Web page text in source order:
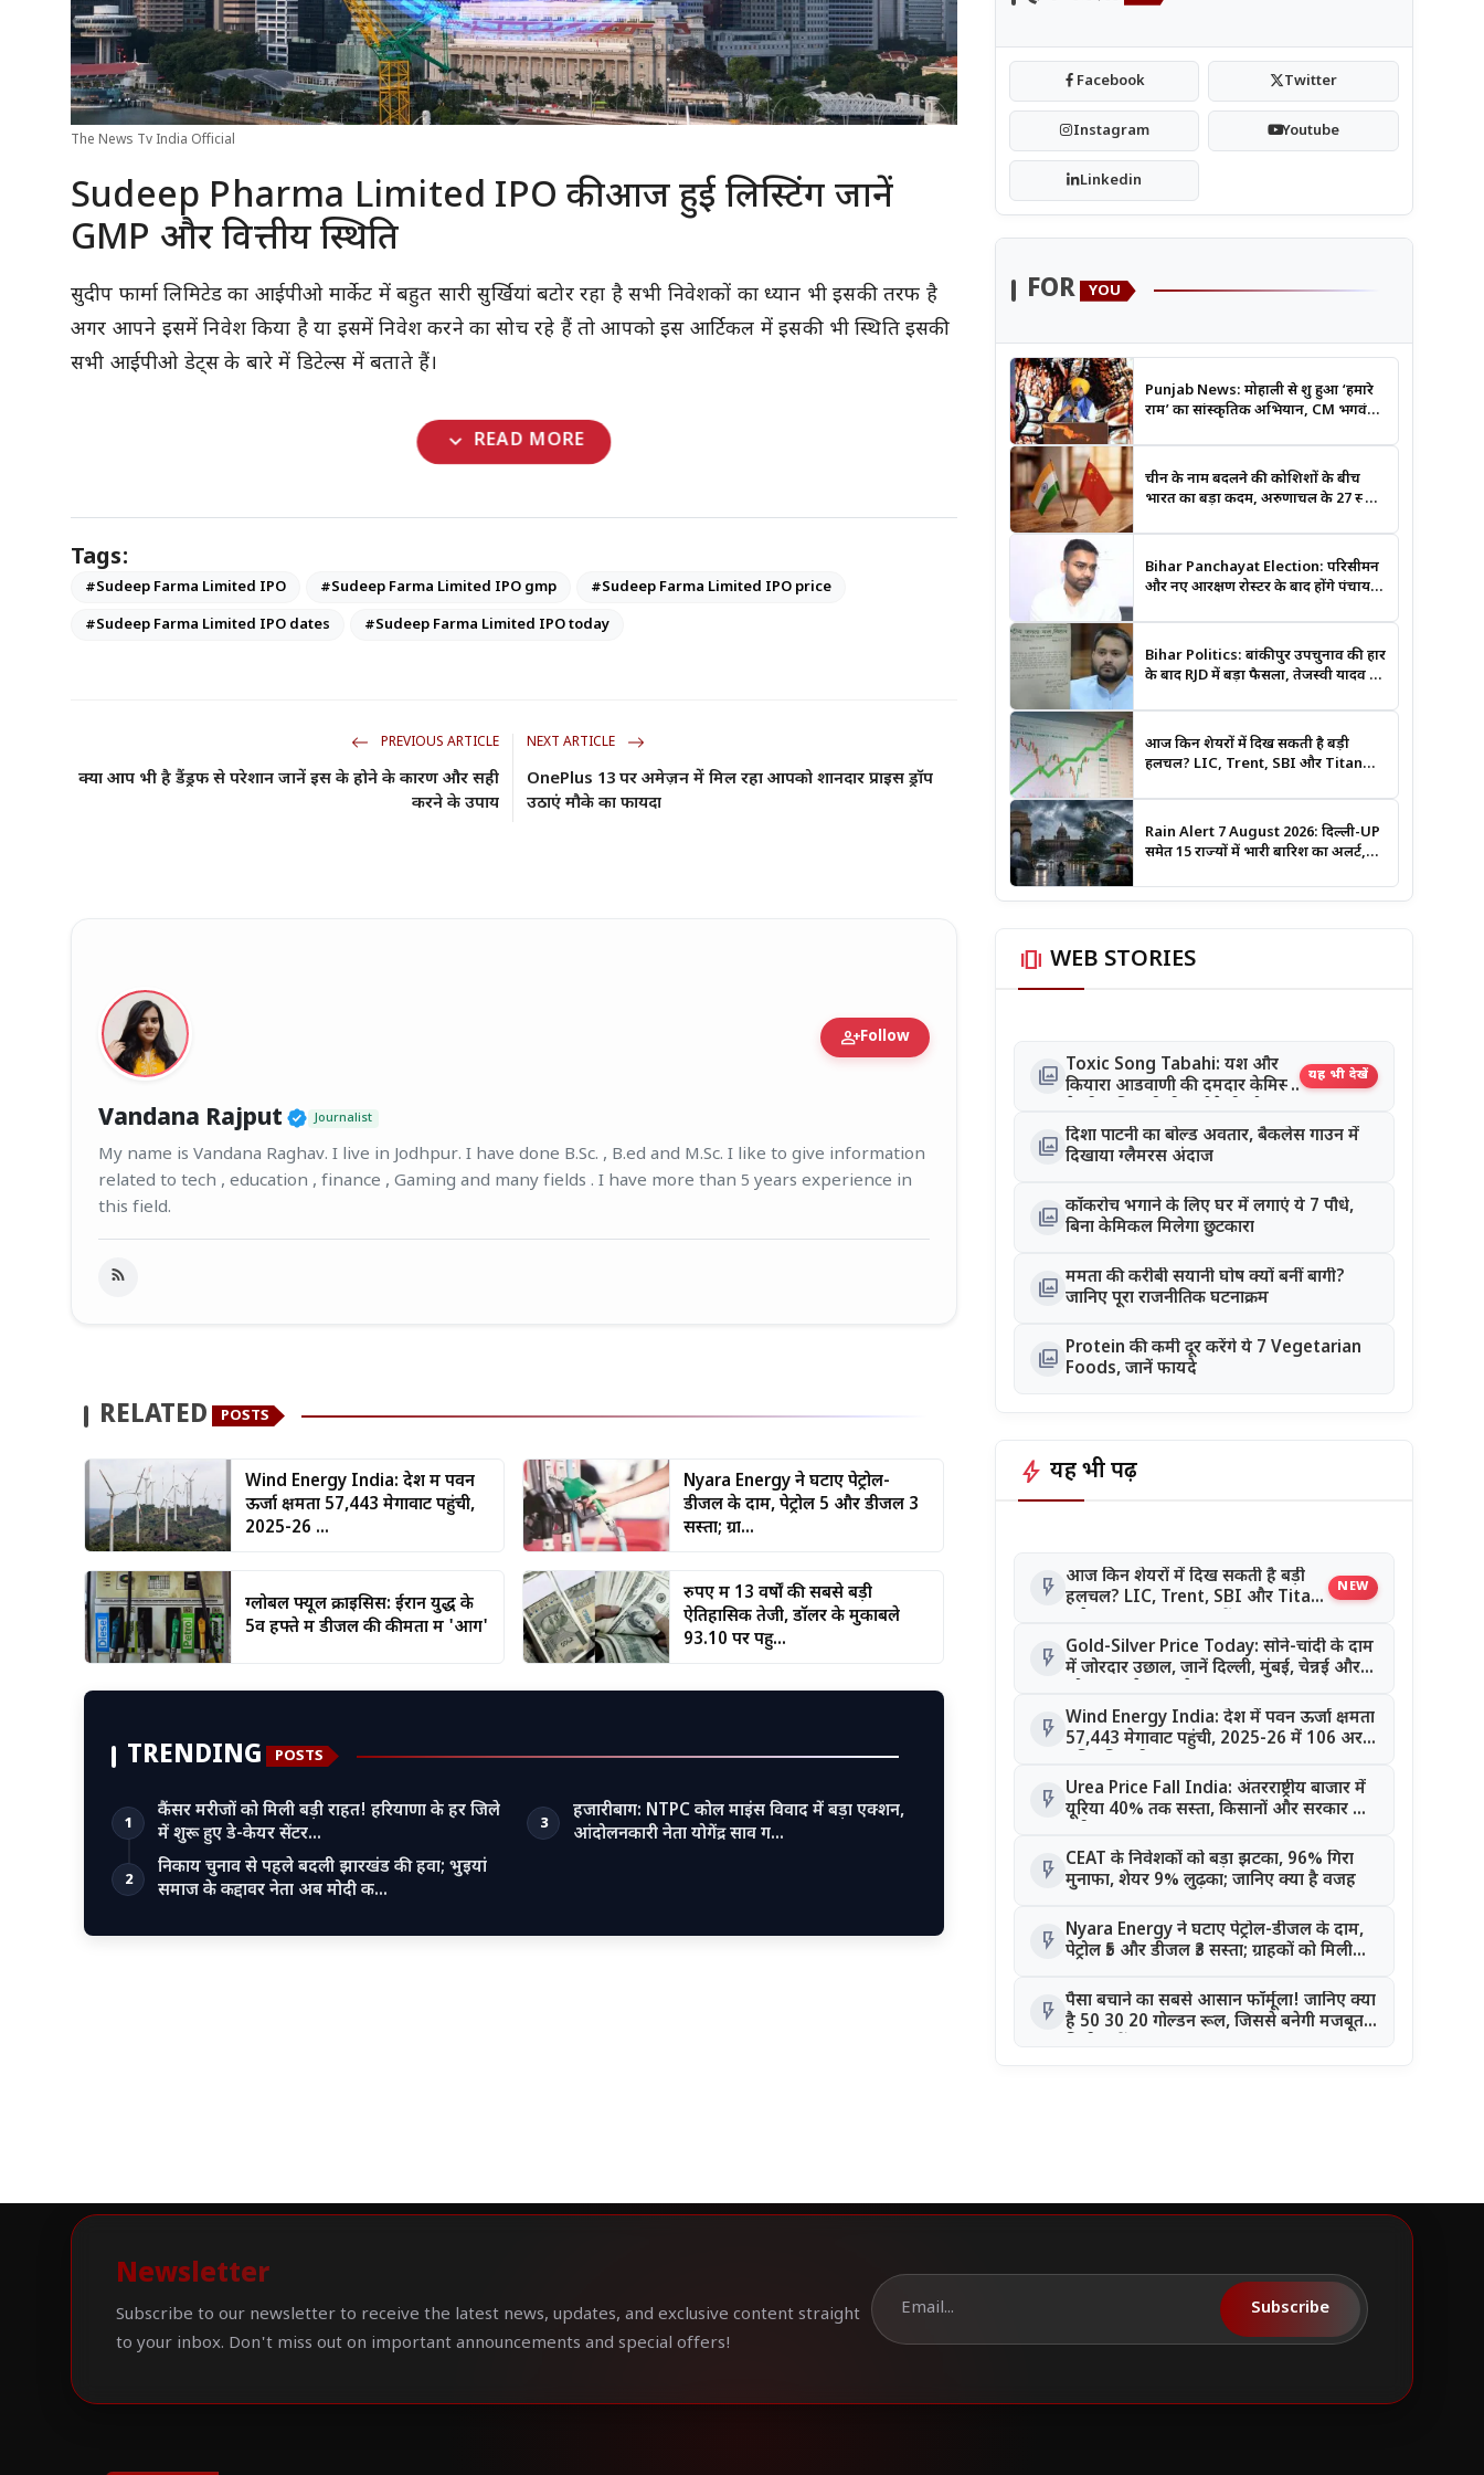
The News Tv India Official
Sudeep Pharma Limited IPO की आज हुई लिस्टिंग जानें
GMP और वित्तीय स्थिति
सुदीप फार्मा लिमिटेड का आईपीओ मार्केट में बहुत सारी सुर्खियां बटोर रहा है सभी निवेशकों का ध्यान भी इसकी तरफ है
अगर आपने इसमें निवेश किया है या इसमें निवेश करने का सोच रहे हैं तो आपको इस आर्टिकल में इसकी भी स्थिति इसकी
सभी आईपीओ डेट्स के बारे में डिटेल्स में बताते हैं।
expand_more READ MORE
Tags:
#Sudeep Farma Limited IPO #Sudeep Farma Limited IPO gmp
#Sudeep Farma Limited IPO price
#Sudeep Farma Limited IPO dates
#Sudeep Farma Limited IPO today
PREVIOUS ARTICLE
क्या आप भी है डैंड्रफ से परेशान जानें इस के होने के कारण और सही
करने के उपाय
NEXT ARTICLE
OnePlus 13 पर अमेज़न में मिल रहा आपको शानदार प्राइस ड्रॉप
उठाएं मौके का फायदा
person_addFollow
Vandana Rajput Verified Public Figure • 27 Mar, 2026
Journalist
My name is Vandana Raghav. I live in Jodhpur. I have done B.Sc. , B.ed and M.Sc. I like to give information
related to tech , education , finance , Gaming and many fields . I have more than 5 years experience in
this field.
RELATED POSTS
Wind Energy India: देश में पवन
ऊर्जा क्षमता 57,443 मेगावाट पहुंची,
2025-26 ...
Nyara Energy ने घटाए पेट्रोल-
डीजल के दाम, पेट्रोल ₹5 और डीजल ₹3
सस्ता; ग्रा...
ग्लोबल फ्यूल क्राइसिस: ईरान युद्ध के
5वें हफ्ते में डीजल की कीमतों में 'आग'
रुपए में 13 वर्षों की सबसे बड़ी
ऐतिहासिक तेजी, डॉलर के मुकाबले
93.10 पर पहु...
TRENDING POSTS
1
कैंसर मरीजों को मिली बड़ी राहत! हरियाणा के हर जिले
में शुरू हुए डे-केयर सेंटर…
2
निकाय चुनाव से पहले बदली झारखंड की हवा; भुइयां
समाज के कद्दावर नेता अब मोदी क…
3
हजारीबाग: NTPC कोल माइंस विवाद में बड़ा एक्शन,
आंदोलनकारी नेता योगेंद्र साव ग…
Facebook Twitter
Instagram Youtube
Linkedin
FOR YOU
Punjab News: मोहाली से शुरू हुआ ‘हमारे
राम’ का सांस्कृतिक अभियान, CM भगवंत
पीढ़ी
चीन के नाम बदलने की कोशिशों के बीच
भारत का बड़ा कदम, अरुणाचल के 27 स्थान
Bihar Panchayat Election: परिसीमन
और नए आरक्षण रोस्टर के बाद होंगे पंचायत
Bihar Politics: बांकीपुर उपचुनाव की हार
के बाद RJD में बड़ा फैसला, तेजस्वी यादव ने
आज किन शेयरों में दिख सकती है बड़ी
हलचल? LIC, Trent, SBI और Titan
Rain Alert 7 August 2026: दिल्ली-UP
समेत 15 राज्यों में भारी बारिश का अलर्ट,
amp_stories WEB STORIES
photo_library Toxic Song Tabahi: यश और
कियारा आडवाणी की दमदार केमिस्ट्री
मीडिया पर छाया गाना
यह भी देखें
photo_library दिशा पाटनी का बोल्ड अवतार, बैकलेस गाउन में
दिखाया ग्लैमरस अंदाज
photo_library कॉकरोच भगाने के लिए घर में लगाएं ये 7 पौधे,
बिना केमिकल मिलेगा छुटकारा
photo_library ममता की करीबी सयानी घोष क्यों बनीं बागी?
जानिए पूरा राजनीतिक घटनाक्रम
photo_library Protein की कमी दूर करेंगे ये 7 Vegetarian
Foods, जानें फायदे
bolt यह भी पढ़ें
flash_on आज किन शेयरों में दिख सकती है बड़ी
हलचल? LIC, Trent, SBI और Titan
NEW
flash_on Gold-Silver Price Today: सोने-चांदी के दाम
में जोरदार उछाल, जानें दिल्ली, मुंबई, चेन्नई और
flash_on Wind Energy India: देश में पवन ऊर्जा क्षमता
57,443 मेगावाट पहुंची, 2025-26 में 106 अरब
flash_on Urea Price Fall India: अंतरराष्ट्रीय बाजार में
यूरिया 40% तक सस्ता, किसानों और सरकार को
flash_on CEAT के निवेशकों को बड़ा झटका, 96% गिरा
मुनाफा, शेयर 9% लुढ़का; जानिए क्या है वजह
flash_on Nyara Energy ने घटाए पेट्रोल-डीजल के दाम,
पेट्रोल ₹5 और डीजल ₹3 सस्ता; ग्राहकों को मिली
flash_on पैसा बचाने का सबसे आसान फॉर्मूला! जानिए क्या
है 50 30 20 गोल्डन रूल, जिससे बनेगी मजबूत
Newsletter
Subscribe to our newsletter to receive the latest news, updates, and exclusive content straight
to your inbox. Don't miss out on important announcements and special offers!
Subscribe